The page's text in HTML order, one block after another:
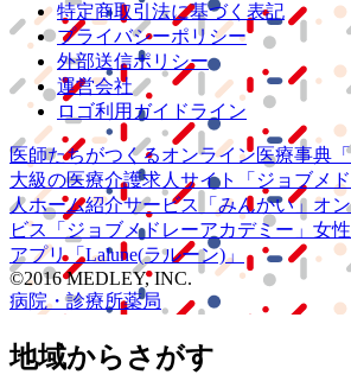
特定商取引法に基づく表記
プライバシーポリシー
外部送信ポリシー
運営会社
ロゴ利用ガイドライン
医師たちがつくるオンライン医療事典
大級の医療介護求人サイト 「ジョブメ
人ホーム紹介サービス
「みんかい」 オ
ビス
「ジョブメドレーアカデミー」 女
アプリ「Lalune(ラルーン)」
©2016 MEDLEY, INC.
病院・診療所薬局
地域からさがす